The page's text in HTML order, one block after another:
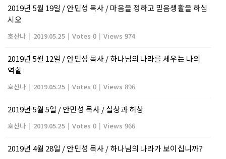
2019년 5월 19일 / 안민성 목사 / 마음을 정하고 믿음생활을 하십
시오
호산나 | 2019.05.25 | Votes 0 | Views 974
2019년 5월 12일 / 안민성 목사 / 하나님의 나라를 세우는 나의
역할
호산나 | 2019.05.25 | Votes 0 | Views 896
2019년 5월 5일 / 안민성 목사 / 실상과 허상
호산나 | 2019.05.25 | Votes 0 | Views 966
2019년 4월 28일 / 안민성 목사 / 하나님의 나라가 보이십니까?